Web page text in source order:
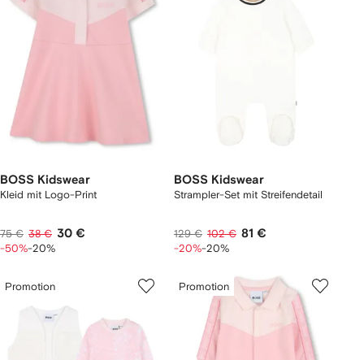
BOSS Kidswear
Kleid mit Logo-Print
75 € 38 € 30 €
-50%-20%
BOSS Kidswear
Strampler-Set mit Streifendetail
129 € 102 € 81 €
-20%-20%
Promotion Promotion